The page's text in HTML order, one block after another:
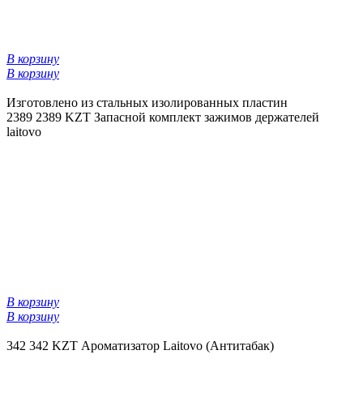
В корзину
В корзину
Изготовлено из стальных изолированных пластин
2389 2389 KZT Запасной комплект зажимов держателей
laitovo
В корзину
В корзину
342 342 KZT Ароматизатор Laitovo (Антитабак)